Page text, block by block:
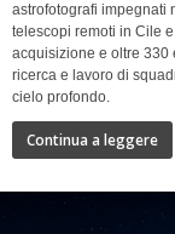
astrofotografi impegnati
telescopi remoti in Cile
acquisizione e oltre 330
ricerca e lavoro di
cielo profondo.
Continua a leggere